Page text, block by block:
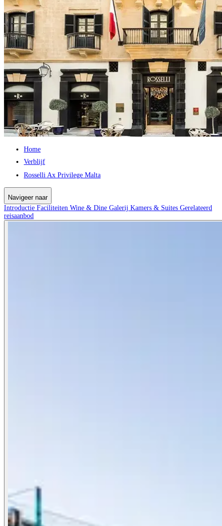
Home
Verblijf
Rosselli Ax Privilege Malta
Navigeer naar
Introductie Faciliteiten Wine & Dine Galerij Kamers & Suites Gerelateerd
reisaanbod